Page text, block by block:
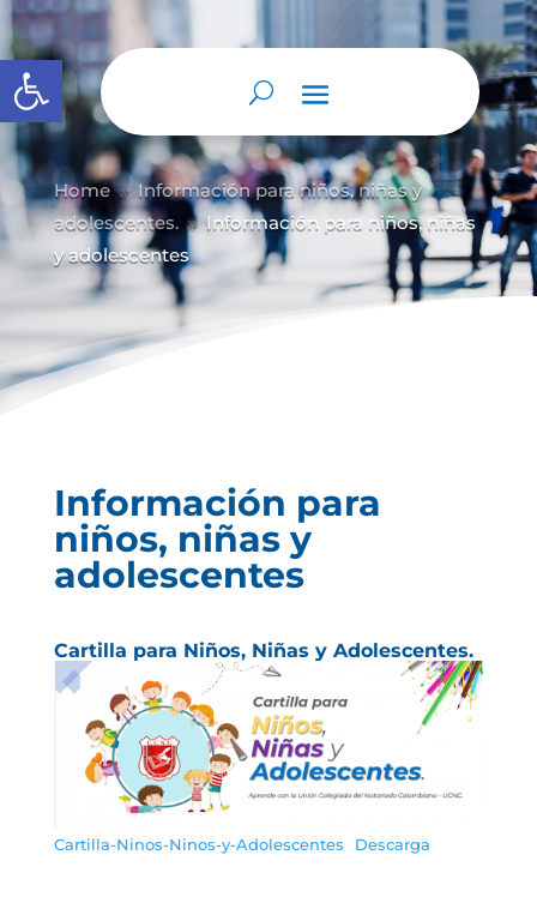
Abrir barra de herramientas
Home 9 Información para niños, niñas y
adolescentes. 9 Información para niños, niñas
y adolescentes
Información para
niños, niñas y
adolescentes
Cartilla para Niños, Niñas y Adolescentes.
Cartilla-Ninos-Ninos-y-Adolescentes Descarga